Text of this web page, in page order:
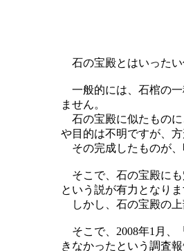
石の宝殿とはいったい
一般的には、石棺の一
ません。
石の宝殿に似たものに
や目的は不明ですが、
その完成したものが、
そこで、石の宝殿にも
という説が有力となりま
しかし、石の宝殿の上
そこで、2008年1月、
きなかったという調査